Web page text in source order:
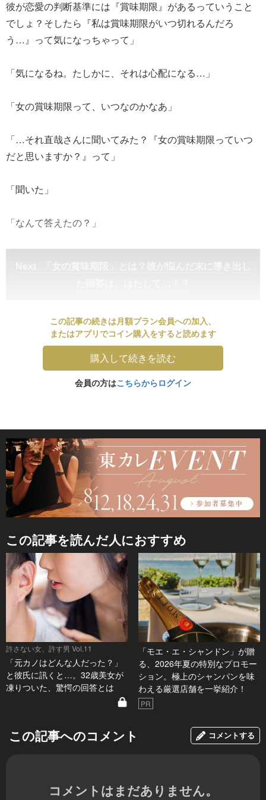
彼が恋愛の判断基準には『賞味期限』があるっていうこと
でしょ？そしたら『私は賞味期限がいつ切れるんだろ
う…』って気になっちゃって」
「気になるね。たしかに、それは心配になる…」
「女の賞味期限って、いつなのかなあ」
「…それ直哉さんに聞いてみた？『女の賞味期限っていつ
だと思いますか？』って」
「聞いた」
「なんて答えたの？」
この記事の続きは月額プラン会員への加入、
またはアプリでコイン購入をすると読めます
購入して続きを読む
会員の方はこちらからログイン
この記事を読んだ人におすすめ
許さない女、許す男 Vol.11
「元カノはどんな人だった？」
と彼氏に訊くと…。32歳美女が
凍りついた、驚愕の回答とは
「モエ・エ・シャンドン」が贈
る、2026年夏の特別なプロモー
ション。極上のシャンパンを味
わえる厳選店舗を一挙紹介！
PR
この記事へのコメント コメントする
コメントはまだありません。